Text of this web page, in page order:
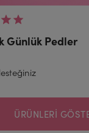
Günlük Pedler
ÜRÜNLERI